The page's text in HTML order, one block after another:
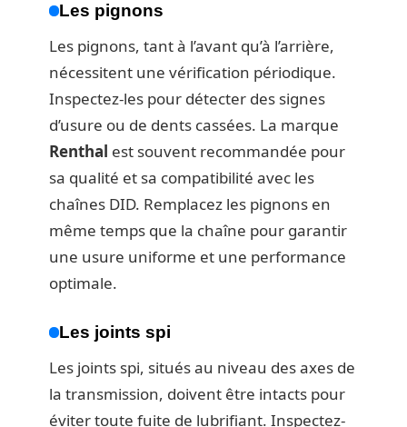
Les pignons
Les pignons, tant à l’avant qu’à l’arrière,
nécessitent une vérification périodique.
Inspectez-les pour détecter des signes
d’usure ou de dents cassées. La marque
Renthal est souvent recommandée pour
sa qualité et sa compatibilité avec les
chaînes DID. Remplacez les pignons en
même temps que la chaîne pour garantir
une usure uniforme et une performance
optimale.
Les joints spi
Les joints spi, situés au niveau des axes de
la transmission, doivent être intacts pour
éviter toute fuite de lubrifiant. Inspectez-